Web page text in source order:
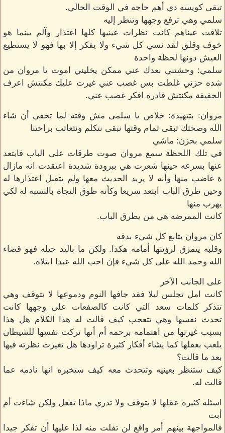
تبقى كويسه دي أهم حاجه في الوقت الحالي.
سلمي وهي ترفع وجهها وتنظر إليه
تلاقت عيناهم كانت نظرات عينيها كلها اعتذار وآلم بينما هو
خوف وقلق لقد نسي كل شيء ولا يفكر إلا بها فهو لا يستطيع
العيش دونها لحظة واحدة
سلمي: وحشتني بعدك عني ممكن يخليني اموت يا مروان من
شده حزني غلطت بس غصب عني غيرت عليك مكنتش اعرف
الحقيقة مكنتش قادره افكر غصب عني.
مروان: بتتهيدة: خلاص يا سلمى مش وقته لما تخفي أن شاء
الله وصحتك تبقى تمام وقتها نبقى نتكلم ونتعاتب براحتنا
سلمي بحزن: ماشي
في تلك اللحظة سمع مروان صوت طرقات على الباب فابتعد
عنها بسرعه حينها شعرت هي ببرودة شديدة اعتقدت انه مازال
ة غاضب منها وأنه لا يريد الحديث معها ولم يتقبل اعتذارها له
وحين طرق الباب ابتعد سريعا وكأنه طوق النجاة بالنسبه له لكي
يهرب منها
كانت الممرضه هي من يطرق الباب.
كان مروان يتابع كل شيء بدقه
وقلبه يتمزق لرؤيتها أمامه هكذا. ولكن ما باليد حيله فهو قضاء
الله وحمد الله على كل شيء فإن احب الله عبدا ابتلاه.
على الجانب الآخر
كانت امل تجلس ليلا فقد جافها النوم ودموعها لا تتوقف وهي
تتذكر كلمات سعد التي كانت كالصفعات على وجهها كانت
تحدث نفسها وهي تتعجب كيف قالت له هذا الكلام هل هذا
بسبب غيرتها من اهتمامه برحمه أم أنها تركت نفسها للشيطان
يلعب بعقلها كما يشاء أفكار كثيرة تراودها هل تغيرت نظرته فيها
بعد ما قالت؟
كيف ستنظر بعينيه وتتحدث معه كيف ستخبره انها نادمه عما
قالت له.
اسئله كثيره عقلها لا يتوقف ولا تدري ماذا تفعل ولكن شاءت أم
أبت
فالمواجهة بينهم أمر واقع لن تفلت منه لذا عليها أن تفكر جيدا